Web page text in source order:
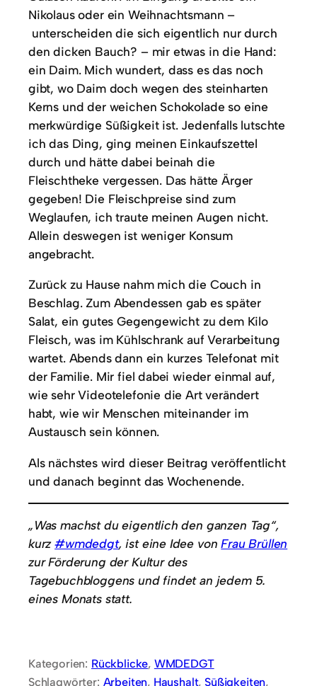
Nikolaus oder ein Weihnachtsmann –
unterscheiden die sich eigentlich nur durch
den dicken Bauch? – mir etwas in die Hand:
ein Daim. Mich wundert, dass es das noch
gibt, wo Daim doch wegen des steinharten
Kerns und der weichen Schokolade so eine
merkwürdige Süßigkeit ist. Jedenfalls lutschte
ich das Ding, ging meinen Einkaufszettel
durch und hätte dabei beinah die
Fleischtheke vergessen. Das hätte Ärger
gegeben! Die Fleischpreise sind zum
Weglaufen, ich traute meinen Augen nicht.
Allein deswegen ist weniger Konsum
angebracht.
Zurück zu Hause nahm mich die Couch in
Beschlag. Zum Abendessen gab es später
Salat, ein gutes Gegengewicht zu dem Kilo
Fleisch, was im Kühlschrank auf Verarbeitung
wartet. Abends dann ein kurzes Telefonat mit
der Familie. Mir fiel dabei wieder einmal auf,
wie sehr Videotelefonie die Art verändert
habt, wie wir Menschen miteinander im
Austausch sein können.
Als nächstes wird dieser Beitrag veröffentlicht
und danach beginnt das Wochenende.
„Was machst du eigentlich den ganzen Tag“,
kurz#wmdedgt, ist eine Idee vonFrau Brüllen
zur Förderung der Kultur des
Tagebuchbloggens und findet an jedem 5.
eines Monats statt.
Kategorien: Rückblicke, WMDEDGT
Schlagwörter: Arbeiten, Haushalt, Süßigkeiten